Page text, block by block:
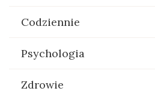
Codziennie
Psychologia
Zdrowie